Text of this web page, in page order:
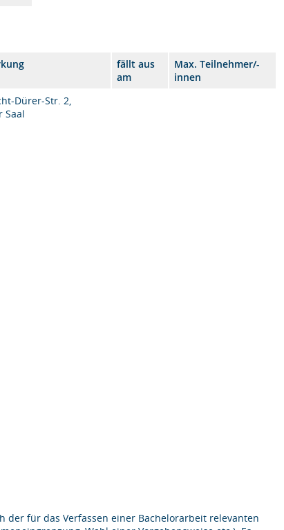
fällt aus
am
Max. Teilnehmer/-
innen
Dürer-Str. 2,
Saal
der für das Verfassen einer Bachelorarbeit relevanten